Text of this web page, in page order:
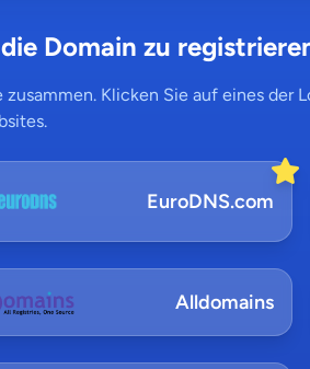
Domain zu
Klicken Sie auf eines der
EuroDNS.com
Alldomains